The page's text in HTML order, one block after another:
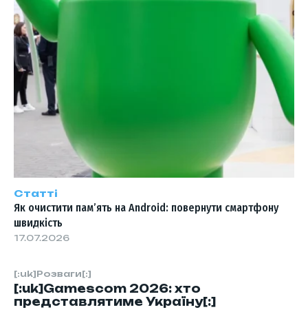
[:uk]Розваги[:]
[:uk]Gamescom 2026: хто
представлятиме Україну[:]
Статті
Як очистити пам’ять на Android: повернути смартфону
швидкість
17.07.2026